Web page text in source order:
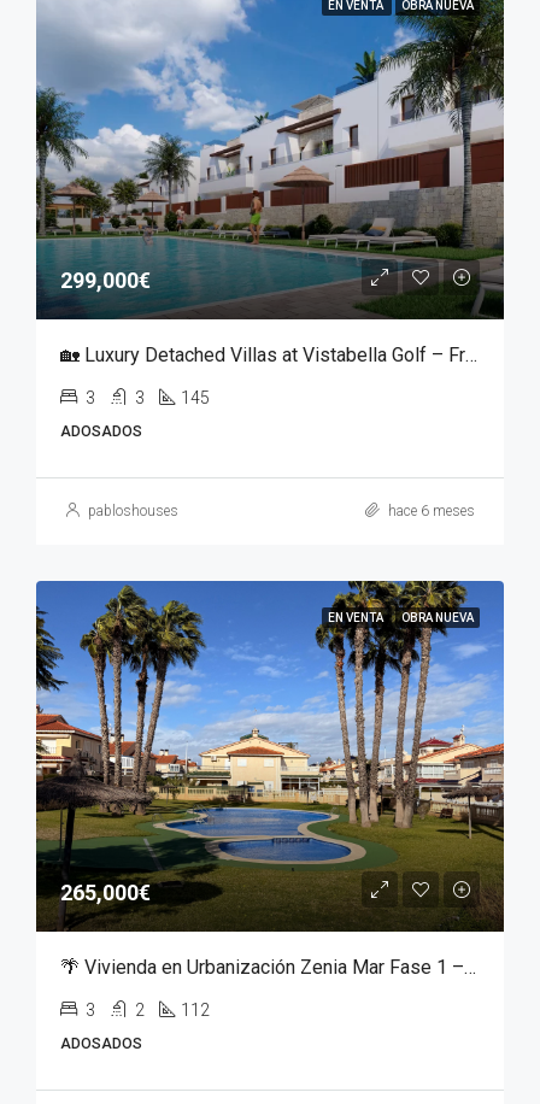
EN VENTA OBRA NUEVA
299,000€
🏡 Luxury Detached Villas at Vistabella Golf – From €299,000
3 3 145
ADOSADOS
pabloshouses hace 6 meses
EN VENTA OBRA NUEVA
265,000€
🌴 Vivienda en Urbanización Zenia Mar Fase 1 – Orihuela Costa | 240.000 €
3 2 112
ADOSADOS